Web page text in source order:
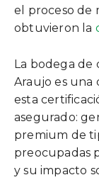
el proceso de
obtuvieron la
La bodega de
Araujo es una
esta
asegurado:
premium de
preocupadas
y su impacto